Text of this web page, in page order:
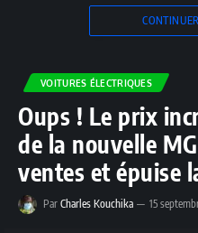
VOITURES ÉLECTRIQUES
Oups ! Le prix
de la nouvelle
ventes et épuise
Par Charles Kouchika 15